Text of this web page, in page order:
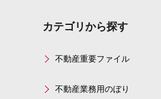
カテゴリから探す
不動産重要ファイル
不動産業務用のぼり